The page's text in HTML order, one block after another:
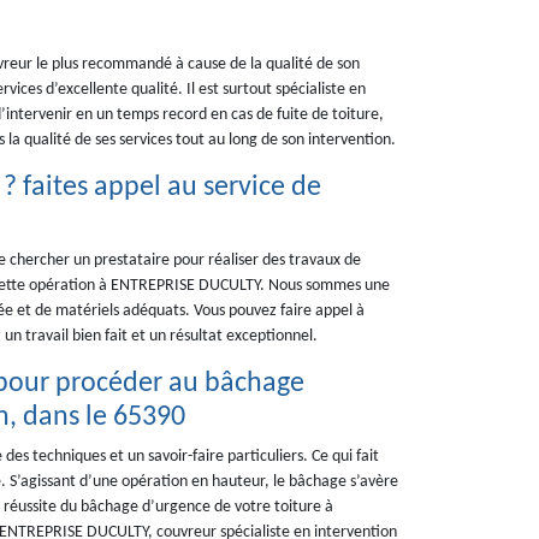
le plus recommandé à cause de la qualité de son
d’excellente qualité. Il est surtout spécialiste en
en un temps record en cas de fuite de toiture,
qualité de ses services tout au long de son intervention.
faites appel au service de
chercher un prestataire pour réaliser des travaux de
opération à ENTREPRISE DUCULTY. Nous sommes une
et de matériels adéquats. Vous pouvez faire appel à
un travail bien fait et un résultat exceptionnel.
pour procéder au bâchage
dans le 65390
techniques et un savoir-faire particuliers. Ce qui fait
d’une opération en hauteur, le bâchage s’avère
du bâchage d’urgence de votre toiture à
DUCULTY, couvreur spécialiste en intervention